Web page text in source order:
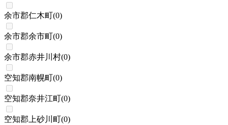
余市郡仁木町(0)
余市郡余市町(0)
余市郡赤井川村(0)
空知郡南幌町(0)
空知郡奈井江町(0)
空知郡上砂川町(0)